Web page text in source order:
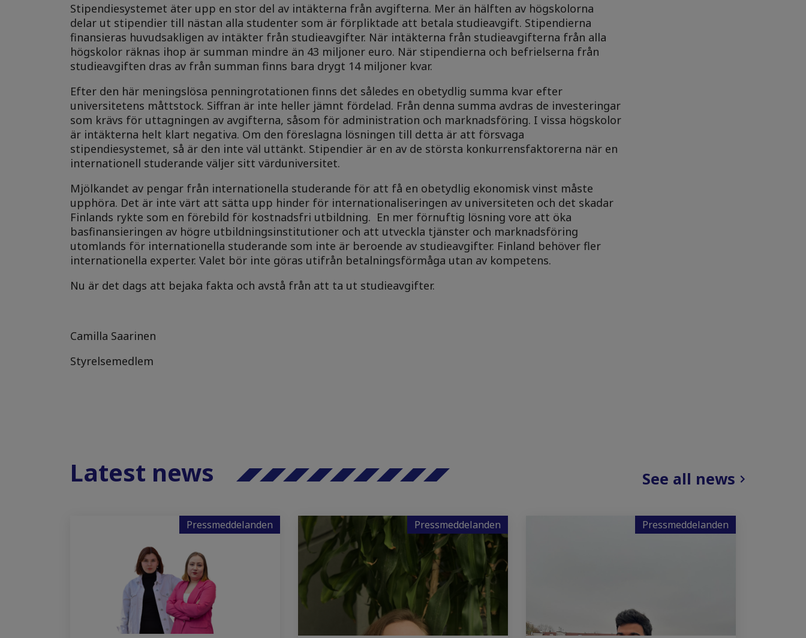
Stipendiesystemet äter upp en stor del av intäkterna från avgifterna. Mer än hälften av högskolorna
delar ut stipendier till nästan alla studenter som är förpliktade att betala studieavgift. Stipendierna
finansieras huvudsakligen av intäkter från studieavgifter. När intäkterna från studieavgifterna från alla
högskolor räknas ihop är summan mindre än 43 miljoner euro. När stipendierna och befrielserna från
studieavgiften dras av från summan finns bara drygt 14 miljoner kvar.
Efter den här meningslösa penningrotationen finns det således en obetydlig summa kvar efter
universitetens måttstock. Siffran är inte heller jämnt fördelad. Från denna summa avdras de investeringar
som krävs för uttagningen av avgifterna, såsom för administration och marknadsföring. I vissa högskolor
är intäkterna helt klart negativa. Om den föreslagna lösningen till detta är att försvaga
stipendiesystemet, så är den inte väl uttänkt. Stipendier är en av de största konkurrensfaktorerna när en
internationell studerande väljer sitt värduniversitet.
Mjölkandet av pengar från internationella studerande för att få en obetydlig ekonomisk vinst måste
upphöra. Det är inte värt att sätta upp hinder för internationaliseringen av universiteten och det skadar
Finlands rykte som en förebild för kostnadsfri utbildning. En mer förnuftig lösning vore att öka
basfinansieringen av högre utbildningsinstitutioner och att utveckla tjänster och marknadsföring
utomlands för internationella studerande som inte är beroende av studieavgifter. Finland behöver fler
internationella experter. Valet bör inte göras utifrån betalningsförmåga utan av kompetens.
Nu är det dags att bejaka fakta och avstå från att ta ut studieavgifter.
Camilla Saarinen
Styrelsemedlem
Latest news See all news
Pressmeddelanden Pressmeddelanden Pressmeddelanden